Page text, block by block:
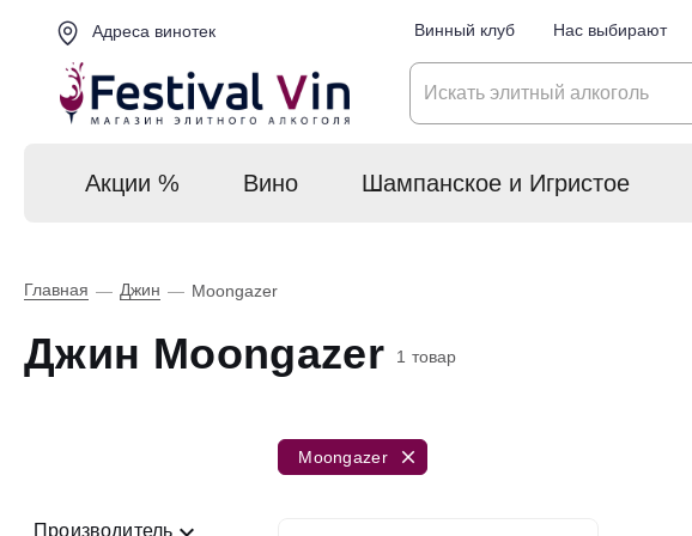
Адреса винотек Винный клуб Нас выбирают
Акции % Вино Шампанское и Игристое
Главная — Джин — Moongazer
Джин Moongazer 1 товар
Производитель
Moongazer